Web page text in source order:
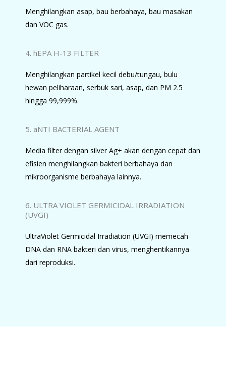
Menghilangkan asap, bau berbahaya, bau masakan
dan VOC gas.
4. hEPA H-13 FILTER
Menghilangkan partikel kecil debu/tungau, bulu
hewan peliharaan, serbuk sari, asap, dan PM 2.5
hingga 99,999%.
5. aNTI BACTERIAL AGENT
Media filter dengan silver Ag+ akan dengan cepat dan
efisien menghilangkan bakteri berbahaya dan
mikroorganisme berbahaya lainnya.
6. ULTRA VIOLET GERMICIDAL IRRADIATION
(UVGI)
UltraViolet Germicidal Irradiation (UVGI) memecah
DNA dan RNA bakteri dan virus, menghentikannya
dari reproduksi.